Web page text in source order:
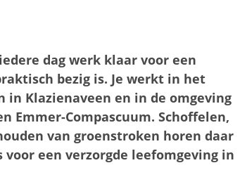
dag werk klaar voor een
bezig is. Je werkt in het
in Klazienaveen en in de omgeving
Emmer-Compascuum. Schoffelen,
van groenstroken horen daar
voor een verzorgde leefomgeving in